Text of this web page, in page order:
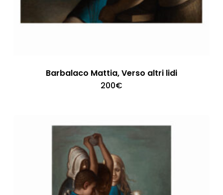
Barbalaco Mattia, Verso altri lidi
200€